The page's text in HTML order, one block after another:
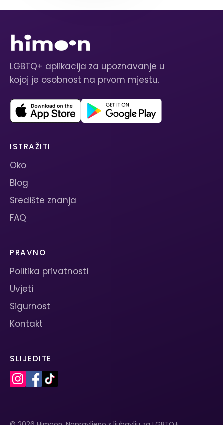
LGBTQ+ aplikacija za upoznavanje u
kojoj je osobnost na prvom mjestu.
ISTRAŽITI
Oko
Blog
Središte znanja
FAQ
PRAVNO
Politika privatnosti
Uvjeti
Sigurnost
Kontakt
SLIJEDITE